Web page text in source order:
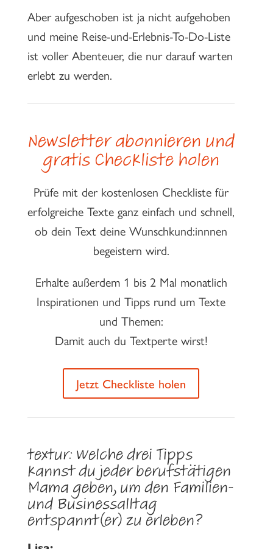
Aber aufgeschoben ist ja nicht aufgehoben
und meine Reise-und-Erlebnis-To-Do-Liste
ist voller Abenteuer, die nur darauf warten
erlebt zu werden.
Newsletter abonnieren und
gratis Checkliste holen
Prüfe mit der kostenlosen Checkliste für
erfolgreiche Texte ganz einfach und schnell,
ob dein Text deine Wunschkund:innnen
begeistern wird.
Erhalte außerdem 1 bis 2 Mal monatlich
Inspirationen und Tipps rund um Texte
und Themen:
Damit auch du Textperte wirst!
Jetzt Checkliste holen
textur:Welche drei Tipps
kannst du jeder berufstätigen
Mama geben, um den Familien-
und Businessalltag
entspannt(er) zu erleben?